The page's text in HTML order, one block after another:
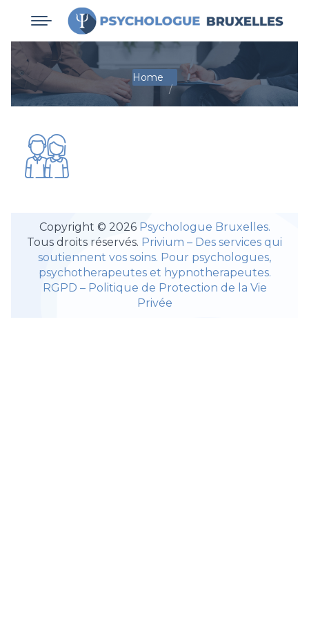
You are here:
Home
Copyright © 2026 Psychologue Bruxelles.
Tous droits réservés. Privium – Des services qui
soutiennent vos soins. Pour psychologues,
psychotherapeutes et hypnotherapeutes.
RGPD – Politique de Protection de la Vie
Privée